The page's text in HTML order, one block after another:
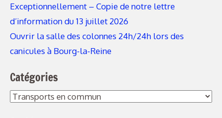
Exceptionnellement – Copie de notre lettre
d’information du 13 juillet 2026
Ouvrir la salle des colonnes 24h/24h lors des
canicules à Bourg-la-Reine
Catégories
Catégories